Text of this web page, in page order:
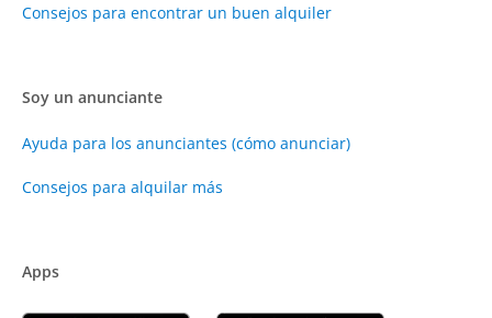
Consejos para encontrar un buen alquiler
Soy un anunciante
Ayuda para los anunciantes (cómo anunciar)
Consejos para alquilar más
Apps